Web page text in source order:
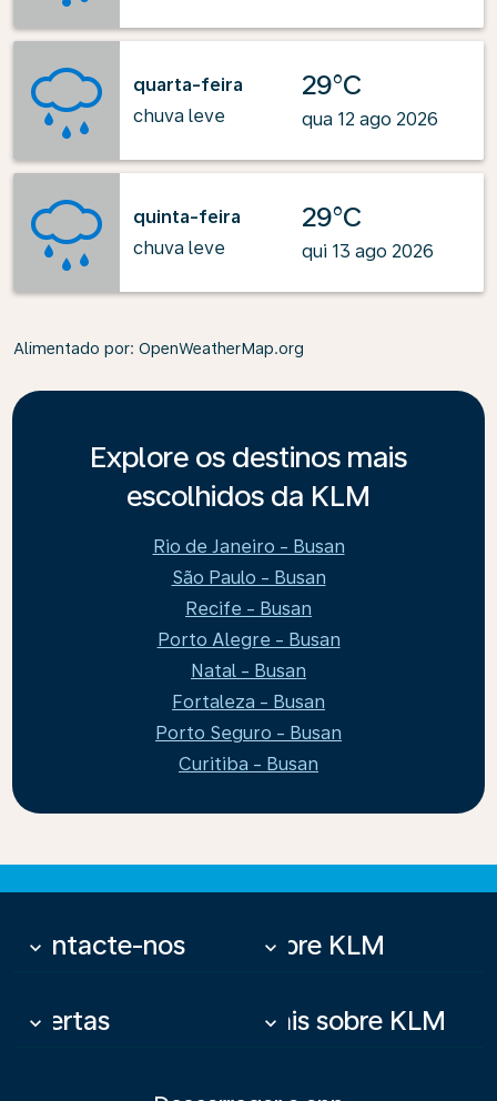
quarta-feira
chuva leve
29°C
qua 12 ago 2026
quinta-feira
chuva leve
29°C
qui 13 ago 2026
Alimentado por: OpenWeatherMap.org
Explore os destinos mais
escolhidos da KLM
Rio de Janeiro - Busan
São Paulo - Busan
Recife - Busan
Porto Alegre - Busan
Natal - Busan
Fortaleza - Busan
Porto Seguro - Busan
Curitiba - Busan
Contacte-nos
keyboard_arrow_down Sobre KLM
keyboard_arrow_down
Ofertas
keyboard_arrow_down Mais sobre KLM
keyboard_arrow_down